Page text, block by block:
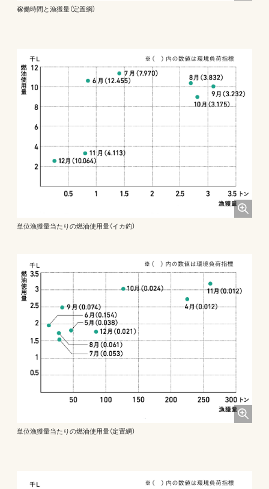
稼働時間と漁獲量（定置網）
単位漁獲量当たりの燃油使用量（イカ釣）
単位漁獲量当たりの燃油使用量（定置網）